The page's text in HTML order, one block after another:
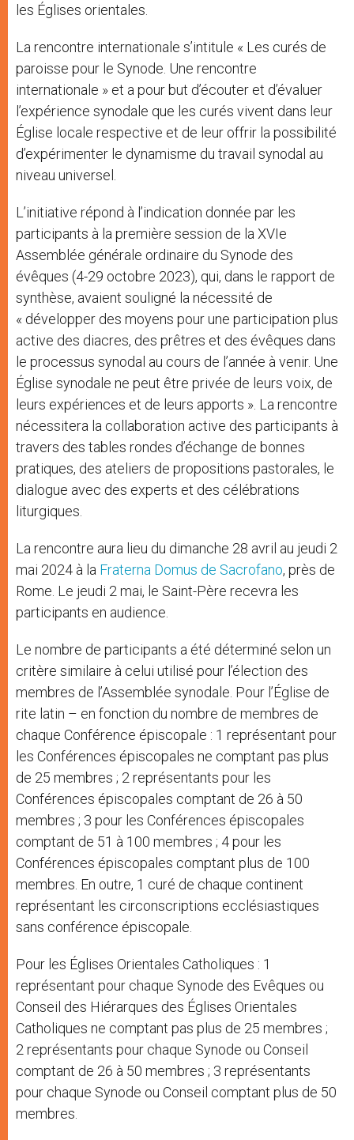
les Églises orientales.
La rencontre internationale s’intitule « Les curés de
paroisse pour le Synode. Une rencontre
internationale » et a pour but d’écouter et d’évaluer
l’expérience synodale que les curés vivent dans leur
Église locale respective et de leur offrir la possibilité
d’expérimenter le dynamisme du travail synodal au
niveau universel.
L’initiative répond à l’indication donnée par les
participants à la première session de la XVIe
Assemblée générale ordinaire du Synode des
évêques (4-29 octobre 2023), qui, dans le rapport de
synthèse, avaient souligné la nécessité de
« développer des moyens pour une participation plus
active des diacres, des prêtres et des évêques dans
le processus synodal au cours de l’année à venir. Une
Église synodale ne peut être privée de leurs voix, de
leurs expériences et de leurs apports ». La rencontre
nécessitera la collaboration active des participants à
travers des tables rondes d’échange de bonnes
pratiques, des ateliers de propositions pastorales, le
dialogue avec des experts et des célébrations
liturgiques.
La rencontre aura lieu du dimanche 28 avril au jeudi 2
mai 2024 à la Fraterna Domus de Sacrofano, près de
Rome. Le jeudi 2 mai, le Saint-Père recevra les
participants en audience.
Le nombre de participants a été déterminé selon un
critère similaire à celui utilisé pour l’élection des
membres de l’Assemblée synodale. Pour l’Église de
rite latin – en fonction du nombre de membres de
chaque Conférence épiscopale : 1 représentant pour
les Conférences épiscopales ne comptant pas plus
de 25 membres ; 2 représentants pour les
Conférences épiscopales comptant de 26 à 50
membres ; 3 pour les Conférences épiscopales
comptant de 51 à 100 membres ; 4 pour les
Conférences épiscopales comptant plus de 100
membres. En outre, 1 curé de chaque continent
représentant les circonscriptions ecclésiastiques
sans conférence épiscopale.
Pour les Églises Orientales Catholiques : 1
représentant pour chaque Synode des Evêques ou
Conseil des Hiérarques des Églises Orientales
Catholiques ne comptant pas plus de 25 membres ;
2 représentants pour chaque Synode ou Conseil
comptant de 26 à 50 membres ; 3 représentants
pour chaque Synode ou Conseil comptant plus de 50
membres.